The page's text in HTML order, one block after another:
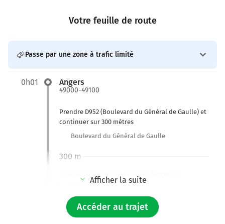
Votre feuille de route
Passe par une zone à trafic limité
0h01 Angers
49000-49100
Prendre D952 (Boulevard du Général de Gaulle) et
continuer sur 300 mètres
Boulevard du Général de Gaulle
continuer sur 5 mètres
Nantes
Laval
300 m
Afficher la suite
Accéder au trajet